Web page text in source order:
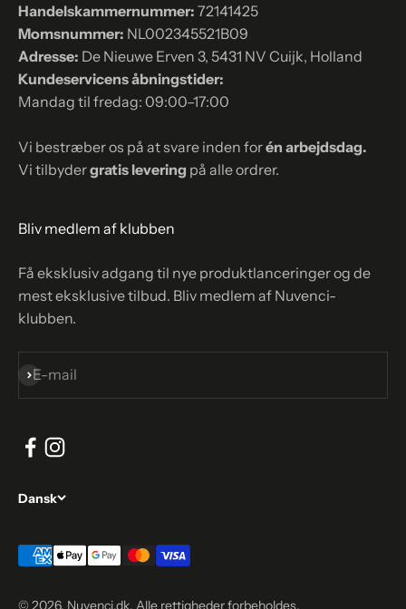
Handelskammernummer: 72141425
Momsnummer: NL002345521B09
Adresse: De Nieuwe Erven 3, 5431 NV Cuijk, Holland
Kundeservicens åbningstider:
Mandag til fredag: 09:00–17:00
Vi bestræber os på at svare inden forén arbejdsdag.
Vi tilbydergratis levering på alle ordrer.
Bliv medlem af klubben
Få eksklusiv adgang til nye produktlanceringer og de
mest eksklusive tilbud. Bliv medlem af Nuvenci-
klubben.
E-mail
Abonnér
Dansk
© 2026, Nuvenci.dk. Alle rettigheder forbeholdes.